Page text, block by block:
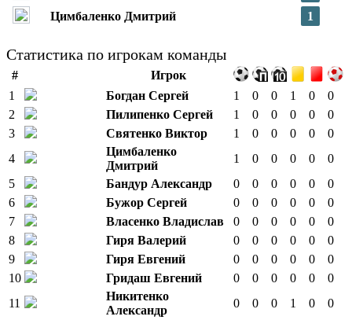
Цимбаленко Дмитрий
1
Статистика по игрокам команды
#
Игрок
1
Богдан Сергей 1 0 0 1 0
0
2
Пилипенко Сергей 1 0 0 0 0
0
3
Святенко Виктор 1 0 0 0 0
0
4
Цимбаленко
Дмитрий
1 0 0 0 0
0
5
Бандур Александр 0 0 0 0 0
0
6
Бужор Сергей 0 0 0 0 0
0
7
Власенко Владислав 0 0 0 0 0
0
8
Гиря Валерий 0 0 0 0 0
0
9
Гиря Евгений 0 0 0 0 0
0
10
Гридаш Евгений 0 0 0 0 0
0
11
Никитенко
Александр
0 0 0 1 0
0